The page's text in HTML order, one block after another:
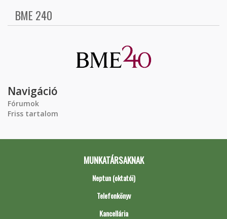
BME 240
Navigáció
Fórumok
Friss tartalom
MUNKATÁRSAKNAK
Neptun (oktatói)
Telefonkönyv
Kancellária